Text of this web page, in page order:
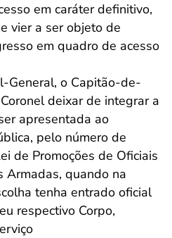
em caráter definitivo,
vier a ser objeto de
em quadro de acesso
General, o Capitão-de-
deixar de integrar a
apresentada ao
pelo número de
de Promoções de Oficiais
Armadas, quando na
tenha entrado oficial
respectivo Corpo,